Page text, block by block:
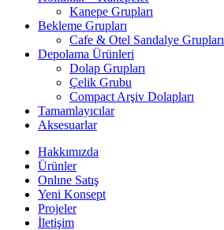
Kanepe Grupları
Bekleme Grupları
Cafe & Otel Sandalye Grupları
Depolama Ürünleri
Dolap Grupları
Çelik Grubu
Compact Arşiv Dolapları
Tamamlayıcılar
Aksesuarlar
Hakkımızda
Ürünler
Onlıne Satış
Yeni Konsept
Projeler
İletişim